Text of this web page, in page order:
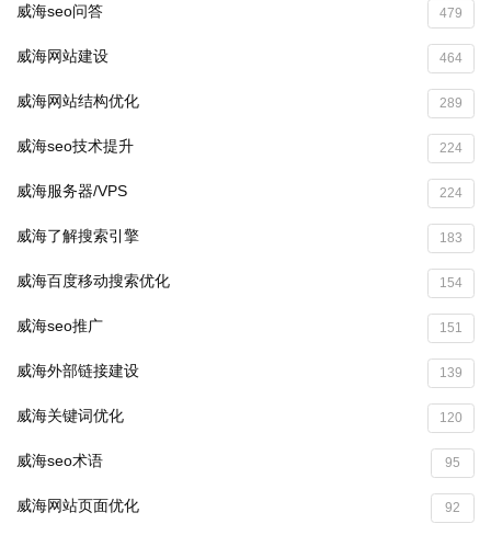
威海seo问答 479
威海网站建设 464
威海网站结构优化 289
威海seo技术提升 224
威海服务器/VPS 224
威海了解搜索引擎 183
威海百度移动搜索优化 154
威海seo推广 151
威海外部链接建设 139
威海关键词优化 120
威海seo术语 95
威海网站页面优化 92